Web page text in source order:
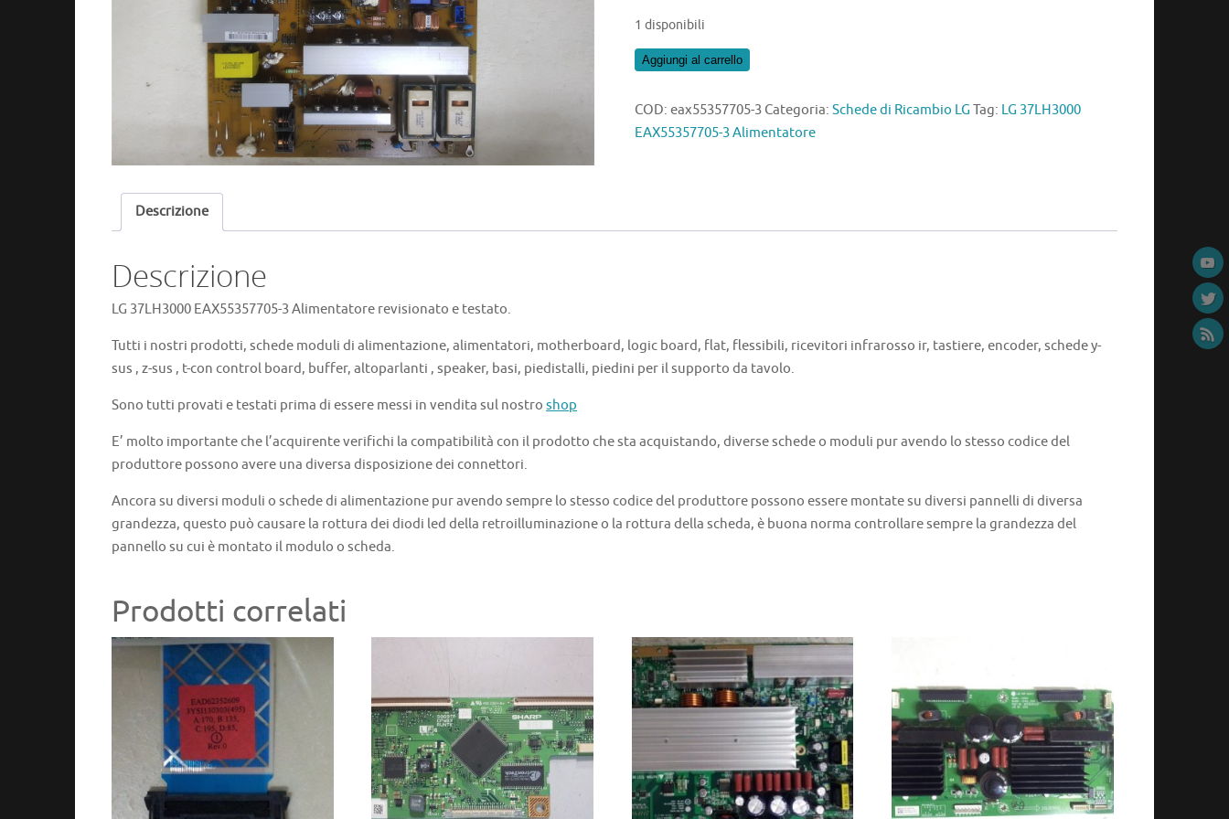
1 disponibili
LG
EAX55357705-
3
Aggiungi al carrello
COD: eax55357705-3 Categoria: Schede di Ricambio LG Tag: LG 37LH3000
EAX55357705-3 Alimentatore
Descrizione
Descrizione
LG 37LH3000 EAX55357705-3 Alimentatore revisionato e testato.
Tutti i nostri prodotti, schede moduli di alimentazione, alimentatori, motherboard, logic board, flat, flessibili, ricevitori infrarosso ir, tastiere, encoder, schede y-
sus , z-sus , t-con control board, buffer, altoparlanti , speaker, basi, piedistalli, piedini per il supporto da tavolo.
Sono tutti provati e testati prima di essere messi in vendita sul nostro shop
E’ molto importante che l’acquirente verifichi la compatibilità con il prodotto che sta acquistando, diverse schede o moduli pur avendo lo stesso codice del
produttore possono avere una diversa disposizione dei connettori.
Ancora su diversi moduli o schede di alimentazione pur avendo sempre lo stesso codice del produttore possono essere montate su diversi pannelli di diversa
grandezza, questo può causare la rottura dei diodi led della retroilluminazione o la rottura della scheda, è buona norma controllare sempre la grandezza del
pannello su cui è montato il modulo o scheda.
Prodotti correlati